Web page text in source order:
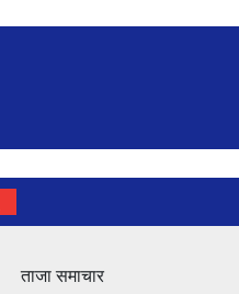
ताजा समाचार